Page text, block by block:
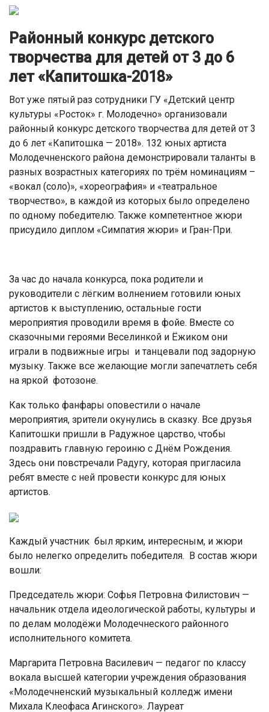
Районный конкурс детского
творчества для детей от 3 до 6
лет «Капитошка-2018»
Вот уже пятый раз сотрудники ГУ «Детский центр
культуры «Росток» г. Молодечно» организовали
районный конкурс детского творчества для детей от 3
до 6 лет «Капитошка — 2018». 132 юных артиста
Молодечненского района демонстрировали таланты в
разных возрастных категориях по трём номинациям –
«вокал (соло)», «хореография» и «театральное
творчество», в каждой из которых было определено
по одному победителю. Также компетентное жюри
присудило диплом «Симпатия жюри» и Гран-При.
За час до начала конкурса, пока родители и
руководители с лёгким волнением готовили юных
артистов к выступлению, остальные гости
мероприятия проводили время в фойе. Вместе со
сказочными героями Веселинкой и Ёжиком они
играли в подвижные игры и танцевали под задорную
музыку. Также все желающие могли запечатлеть себя
на яркой фотозоне.
Как только фанфары оповестили о начале
мероприятия, зрители окунулись в сказку. Все друзья
Капитошки пришли в Радужное царство, чтобы
поздравить главную героиню с Днём Рождения.
Здесь они повстречали Радугу, которая пригласила
ребят вместе с ней провести конкурс для юных
артистов.
Каждый участник был ярким, интересным, и жюри
было нелегко определить победителя. В состав жюри
вошли:
Председатель жюри: Софья Петровна Филистович —
начальник отдела идеологической работы, культуры и
по делам молодёжи Молодечнеского районного
исполнительного комитета.
Маргарита Петровна Василевич — педагог по классу
вокала высшей категории учреждения образования
«Молодечненский музыкальный колледж имени
Михала Клеофаса Агинского». Лауреат